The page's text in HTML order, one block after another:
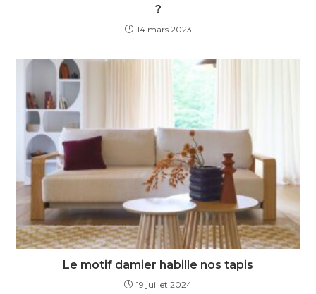
?
14 mars 2023
Le motif damier habille nos tapis
19 juillet 2024